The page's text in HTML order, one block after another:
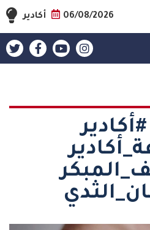
06/08/2026 أكادير
#أكادير